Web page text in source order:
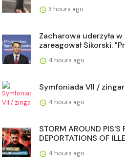
3 hours ago
Zacharowa uderzyła
zareagował Sikorski.
4 hours ago
Symfoniada VII /
4 hours ago
STORM AROUND PIS'S
DEPORTATIONS OF
4 hours ago